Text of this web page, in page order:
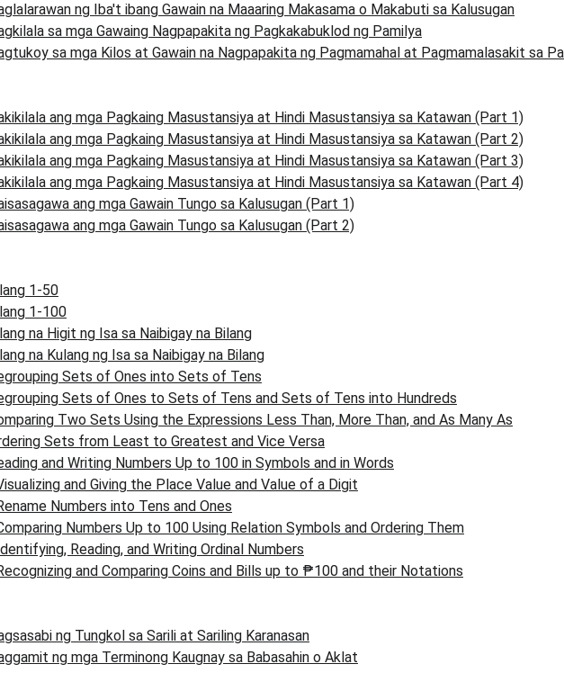
ng Iba't ibang Gawain na Maaaring Makasama o Makabuti sa Kalusugan
sa mga Gawaing Nagpapakita ng Pagkakabuklod ng Pamilya
sa mga Kilos at Gawain na Nagpapakita ng Pagmamahal at Pagmamalasakit sa
ang mga Pagkaing Masustansiya at Hindi Masustansiya sa Katawan (Part 1)
ang mga Pagkaing Masustansiya at Hindi Masustansiya sa Katawan (Part 2)
ang mga Pagkaing Masustansiya at Hindi Masustansiya sa Katawan (Part 3)
ang mga Pagkaing Masustansiya at Hindi Masustansiya sa Katawan (Part 4)
ang mga Gawain Tungo sa Kalusugan (Part 1)
ang mga Gawain Tungo sa Kalusugan (Part 2)
1-50
1-100
na Higit ng Isa sa Naibigay na Bilang
na Kulang ng Isa sa Naibigay na Bilang
Sets of Ones into Sets of Tens
Sets of Ones to Sets of Tens and Sets of Tens into Hundreds
Two Sets Using the Expressions Less Than, More Than, and As Many As
Sets from Least to Greatest and Vice Versa
and Writing Numbers Up to 100 in Symbols and in Words
and Giving the Place Value and Value of a Digit
Numbers into Tens and Ones
Numbers Up to 100 Using Relation Symbols and Ordering Them
Reading, and Writing Ordinal Numbers
and Comparing Coins and Bills up to ₱100 and their Notations
ng Tungkol sa Sarili at Sariling Karanasan
ng mga Terminong Kaugnay sa Babasahin o Aklat